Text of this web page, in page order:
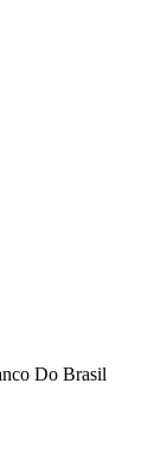
Do Brasil